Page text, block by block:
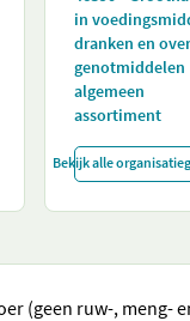
in
dranken en
genotmiddelen
algemeen
assortiment
Bekijk alle
(geen ruw-, meng-